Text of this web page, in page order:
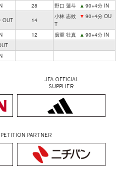
28 野口 蓮斗 ▲ 90+4分 IN
OUT 14
小林 志紋 ▼ 90+4分 OU
T
12 廣重 壮真 ▲ 90+4分 IN
JFA OFFICIAL
SUPPLIER
PARTNER